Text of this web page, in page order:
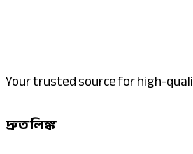
Your trusted source for high-
দ্রুত লিঙ্ক